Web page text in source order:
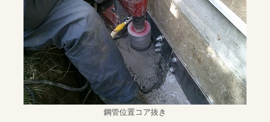
鋼管位置コア抜き